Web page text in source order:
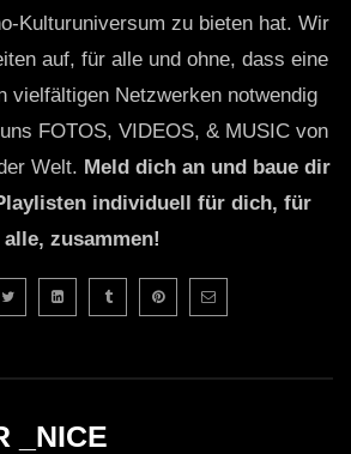
Kulturuniversum zu bieten hat. Wir
auf, für alle und ohne, dass eine
vielfältigen Netzwerken notwendig
FOTOS, VIDEOS, & MUSIC von
Welt. Meld dich an und baue dir
individuell für dich, für
alle, zusammen!
_NICE